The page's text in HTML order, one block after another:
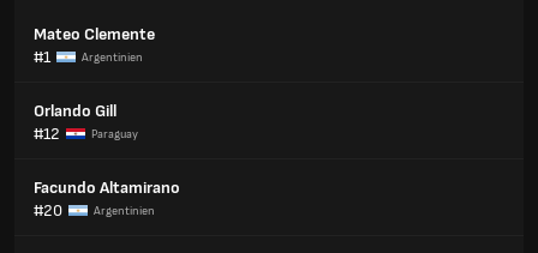
Mateo Clemente
#1
Argentinien
Orlando Gill
#12
Paraguay
Facundo Altamirano
#20
Argentinien